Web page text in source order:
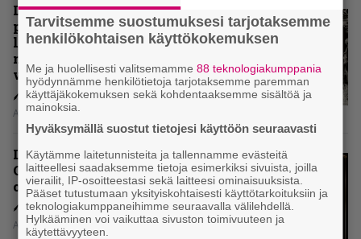
Levyarvio: Coronerin
paluualbumi 32 vuotta edellisen
levytyksen jälkeen ei voi
mitenkään täyttää odotuksia. Vai
voiko?
Aki Nuopponen
Levyarvio: Dirkschneider & The
Old Gang -albumista ei aina tiedä,
onko se tosissaan tehty vai ei
Aki Nuopponen
Tarvitsemme suostumuksesi tarjotaksemme
henkilökohtaisen käyttökokemuksen
Me ja huolellisesti valitsemamme88 teknologiakumppania
hyödynnämme henkilötietoja tarjotaksemme paremman
käyttäjäkokemuksen sekä kohdentaaksemme sisältöä ja
mainoksia.
Hyväksymällä suostut tietojesi käyttöön seuraavasti
Käytämme laitetunnisteita ja tallennamme evästeitä
laitteellesi saadaksemme tietoja esimerkiksi sivuista, joilla
vierailit, IP-osoitteestasi sekä laitteesi ominaisuuksista.
Pääset tutustumaan yksityiskohtaisesti käyttötarkoituksiin ja
teknologiakumppaneihimme seuraavalla välilehdellä.
Hylkääminen voi vaikuttaa sivuston toimivuuteen ja
käytettävyyteen.